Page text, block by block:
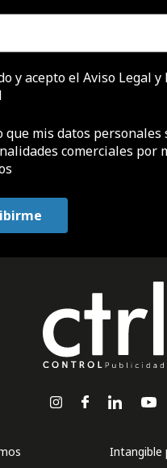
y acepto el Aviso Legal
que mis datos personales
comerciales por
Intangible